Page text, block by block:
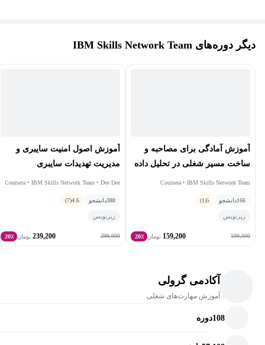
عملی و کاربردی را به هر بخش از دوره‌ها می‌آورند. چه در حال ارتقای
دیگر دوره‌های IBM Skills Network Team
آموزش آمادگی برای مصاحبه و
ساخت مسیر شغلی در تحلیل داده
Coursera • IBM Skills Network Team
166دانشجو 5
(1)
زیرنویس
199,000
159,200 تومان 20٪
آموزش اصول امنیت سایبری و
مدیریت تهدیدات سایبری
Coursera • IBM Skills Network Team • Dee Dee
388دانشجو 4.6
(7)
زیرنویس
299,000
239,200 تومان 20٪
آکادمی گرولی
آموزش مهارت‌های شغلی
108دوره